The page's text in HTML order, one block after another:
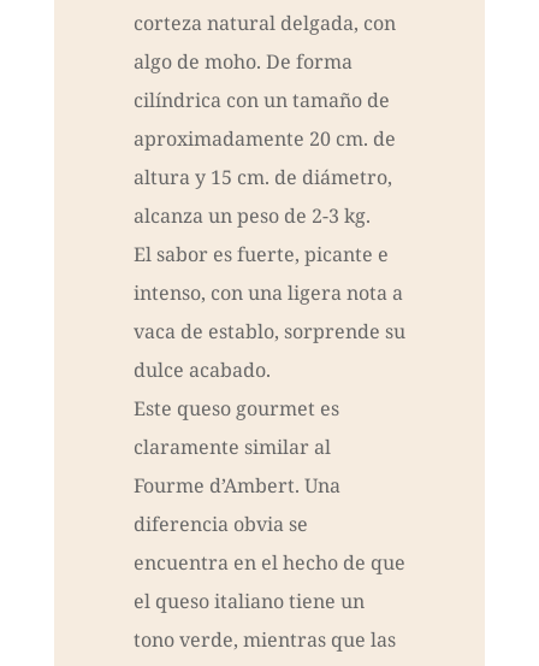
corteza natural delgada, con
algo de moho. De forma
cilíndrica con un tamaño de
aproximadamente 20 cm. de
altura y 15 cm. de diámetro,
alcanza un peso de 2-3 kg.
El sabor es fuerte, picante e
intenso, con una ligera nota a
vaca de establo, sorprende su
dulce acabado.
Este queso gourmet es
claramente similar al
Fourme d’Ambert. Una
diferencia obvia se
encuentra en el hecho de que
el queso italiano tiene un
tono verde, mientras que las